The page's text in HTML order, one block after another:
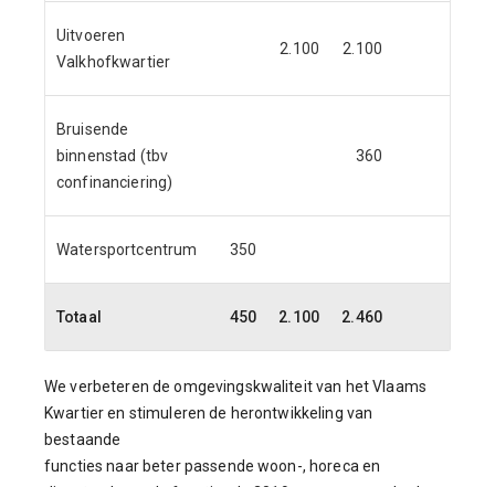
Uitvoeren
Valkhofkwartier
2.100 2.100
Bruisende
binnenstad (tbv
confinanciering)
360
Watersportcentrum 350
Totaal 450 2.100 2.460
We verbeteren de omgevingskwaliteit van het Vlaams
Kwartier en stimuleren de herontwikkeling van
bestaande
functies naar beter passende woon-, horeca en